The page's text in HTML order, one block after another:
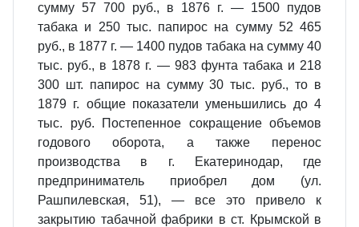
сумму 57 700 руб., в 1876 г. — 1500 пудов
табака и 250 тыс. папирос на сумму 52 465
руб., в 1877 г. — 1400 пудов табака на сумму 40
тыс. руб., в 1878 г. — 983 фунта табака и 218
300 шт. папирос на сумму 30 тыс. руб., то в
1879 г. общие показатели уменьшились до 4
тыс. руб. Постепенное сокращение объемов
годового оборота, а также перенос
производства в г. Екатеринодар, где
предприниматель приобрел дом (ул.
Рашпилевская, 51), — все это привело к
закрытию табачной фабрики в ст. Крымской в